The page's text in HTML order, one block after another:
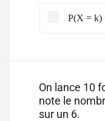
P(X = k)
On lance 10
note le
sur un 6.